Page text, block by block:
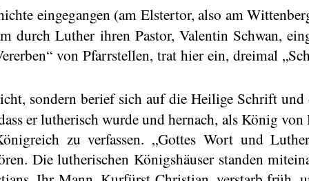
eingegangen (am Elstertor, also am
Luther ihren Pastor, Valentin Schwan,
von Pfarrstellen, trat hier ein, dreimal
sondern berief sich auf die Heilige Schrift
er lutherisch wurde und hernach, als König von
zu verfassen. „Gottes Wort und
Die lutherischen Königshäuser standen